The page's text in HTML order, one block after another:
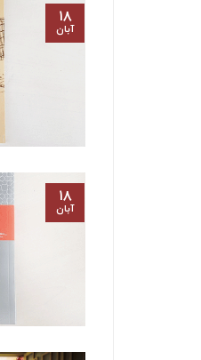
۱۸
آبان
۱۸
آبان